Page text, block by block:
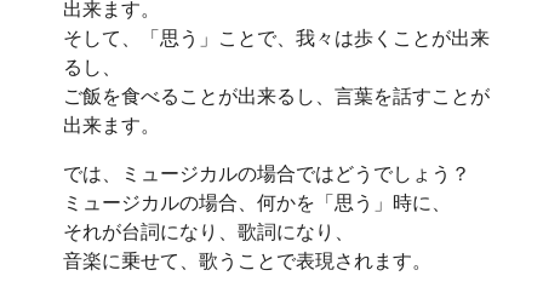
出来ます。
そして、「思う」ことで、我々は歩くことが出来
るし、
ご飯を食べることが出来るし、言葉を話すことが
出来ます。
では、ミュージカルの場合ではどうでしょう？
ミュージカルの場合、何かを「思う」時に、
それが台詞になり、歌詞になり、
音楽に乗せて、歌うことで表現されます。